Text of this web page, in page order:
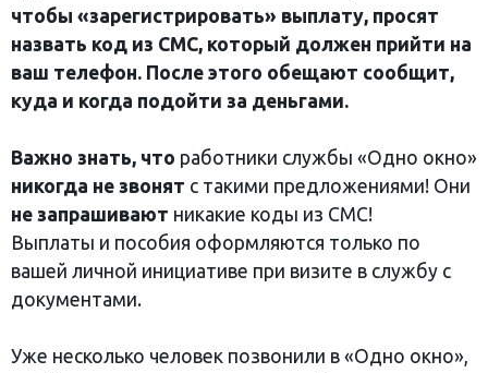
чтобы «зарегистрировать» выплату, просят
назвать код из СМС, который должен прийти на
ваш телефон. После этого обещают сообщит,
куда и когда подойти за деньгами.
Важно знать, что работники службы «Одно окно»
никогда не звонят с такими предложениями! Они
не запрашивают никакие коды из СМС!
Выплаты и пособия оформляются только по
вашей личной инициативе при визите в службу с
документами.
Уже несколько человек позвонили в «Одно окно»,